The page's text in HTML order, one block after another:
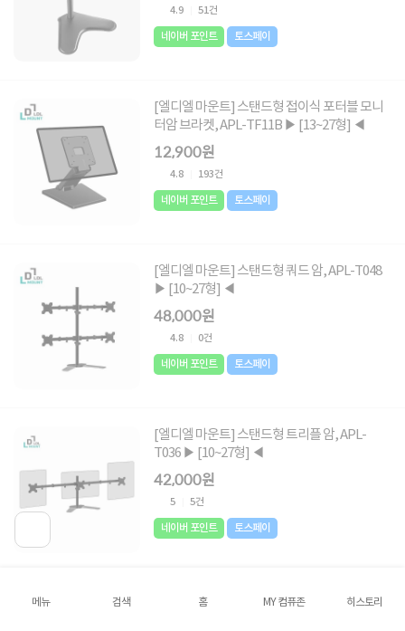
4.9 51건
네이버 포인트 토스페이
[엘디엘 마운트] 스탠드형 접이식 포터블 모니
터암 브라켓, APL-TF11B ▶ [13~27형] ◀
12,900원
4.8 193건
네이버 포인트 토스페이
[엘디엘 마운트] 스탠드형 쿼드 암, APL-T048
▶ [10~27형] ◀
48,000원
4.8 0건
네이버 포인트 토스페이
[엘디엘 마운트] 스탠드형 트리플 암, APL-
T036 ▶ [10~27형] ◀
42,000원
5 5건
네이버 포인트 토스페이
[엘디엘 마운트] 책상스탠드형 높이조절 싱글
메뉴 검색 홈 MY 컴퓨존 히스토리